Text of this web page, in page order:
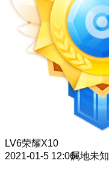
LV6荣耀X10
2021-01-5 12:06属地未知